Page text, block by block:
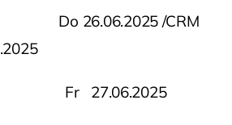
Do 26.06.2025 /CRM
27.06.2025